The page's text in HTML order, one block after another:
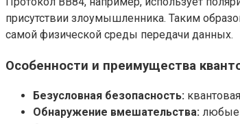
присутствии злоумышленника. Таким
самой физической среды передачи данных.
Особенности и преимущества
Безусловная безопасность:
Обнаружение вмешательства: любые